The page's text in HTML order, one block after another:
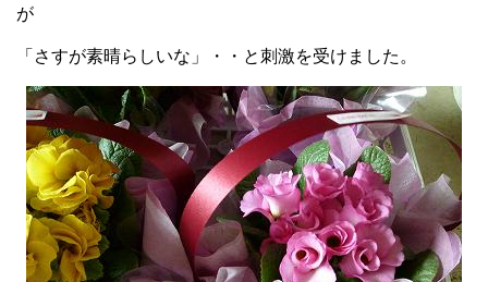
が
「さすが素晴らしいな」・・と刺激を受けました。